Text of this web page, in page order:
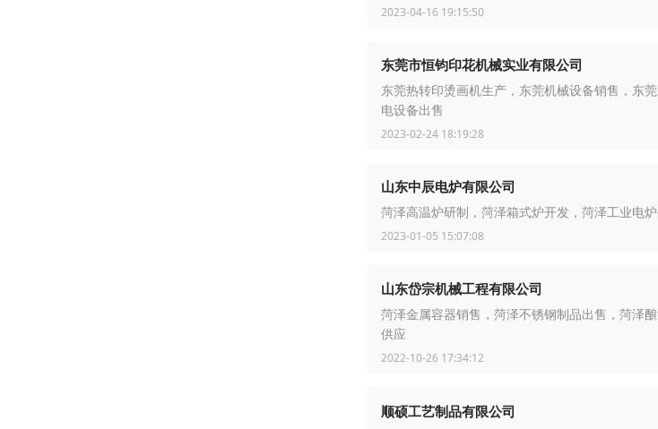
2023-04-16 19:15:50
东莞市恒钧印花机械实业有限公司
东莞热转印烫画机生产，东莞机械设备销售，东
电设备出售
2023-02-24 18:19:28
山东中辰电炉有限公司
菏泽高温炉研制，菏泽箱式炉开发，菏泽工业电
2023-01-05 15:07:08
山东岱宗机械工程有限公司
菏泽金属容器销售，菏泽不锈钢制品出售，菏泽
供应
2022-10-26 17:34:12
顺硕工艺制品有限公司